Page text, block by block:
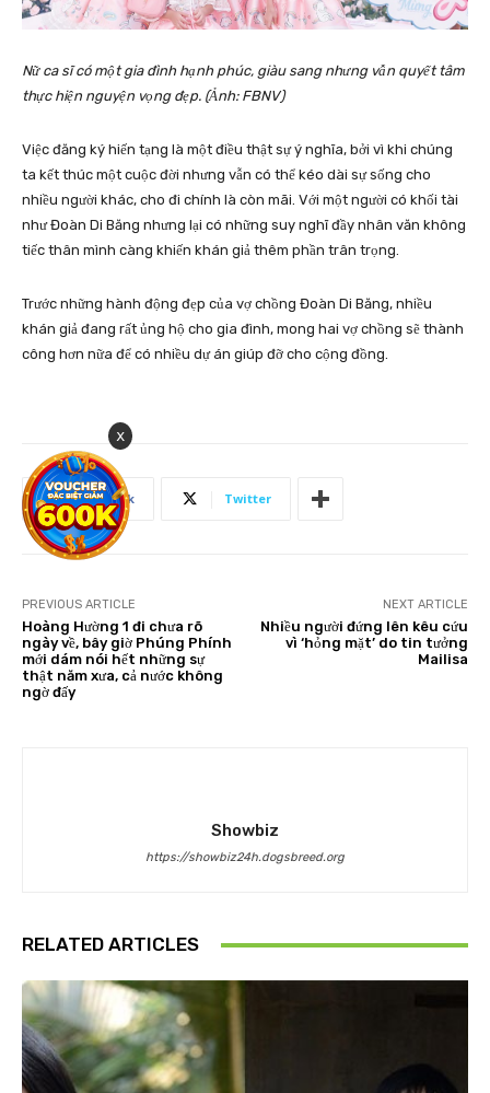
Nữ ca sĩ có một gia đình hạnh phúc, giàu sang nhưng vẫn quyết tâm
thực hiện nguyện vọng đẹp. (Ảnh: FBNV)
Việc đăng ký hiến tạng là một điều thật sự ý nghĩa, bởi vì khi chúng
ta kết thúc một cuộc đời nhưng vẫn có thể kéo dài sự sống cho
nhiều người khác, cho đi chính là còn mãi. Với một người có khối tài
như Đoàn Di Băng nhưng lại có những suy nghĩ đầy nhân văn không
tiếc thân mình càng khiến khán giả thêm phần trân trọng.
Trước những hành động đẹp của vợ chồng Đoàn Di Băng, nhiều
khán giả đang rất ủng hộ cho gia đình, mong hai vợ chồng sẽ thành
công hơn nữa để có nhiều dự án giúp đỡ cho cộng đồng.
Facebook Twitter
PREVIOUS ARTICLE
Hoàng Hường 1 đi chưa rõ
ngày về, bây giờ Phúng Phính
mới dám nói hết những sự
thật năm xưa, cả nước không
ngờ đấy
NEXT ARTICLE
Nhiều người đứng lên kêu cứu
vì ‘hỏng mặt’ do tin tưởng
Mailisa
Showbiz
https://showbiz24h.dogsbreed.org
RELATED ARTICLES
x